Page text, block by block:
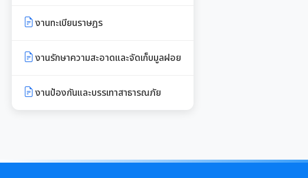
ประชาสัมพันธ์อาเซียนปี ๒๕๖๒
หน้าที่
และงบประมาณ
บัญชีราคาประเมินทุนทรัพย์ (ห้อง
และ ภ.ด.ส.2
งานทะเบียนราษฎร
งานรักษาความสะอาดและจัดเก็บมูลฝอย
งานป้องกันและบรรเทาสาธารณภัย